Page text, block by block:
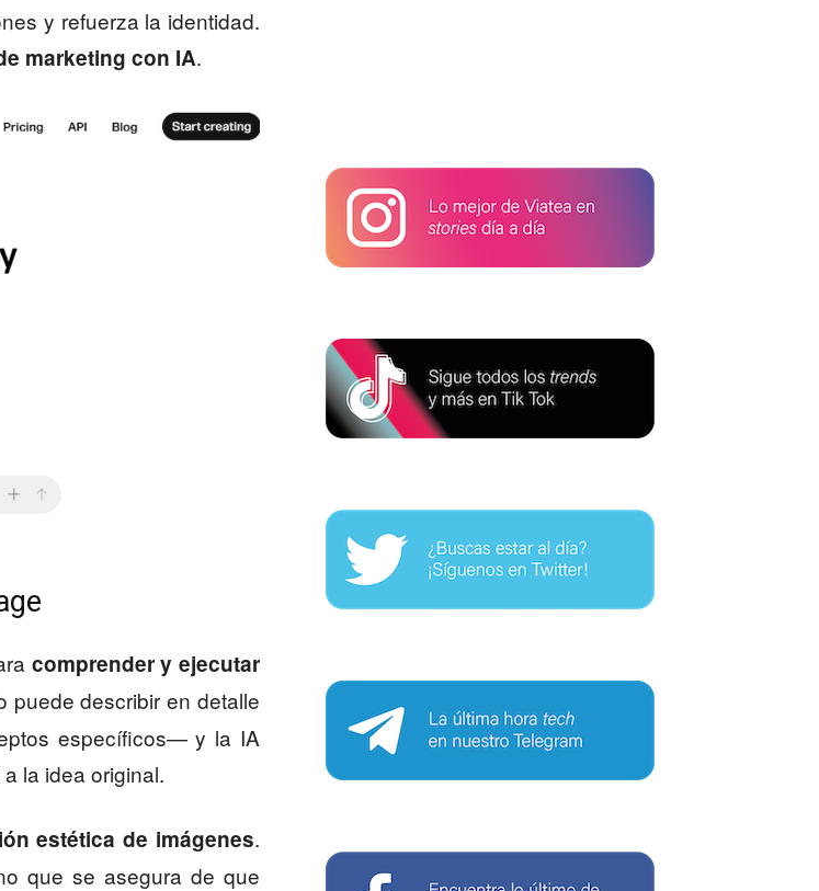
y refuerza la identidad.
marketing con IA.
comprender y ejecutar
puede describir en detalle
específicos— y la IA
la idea original.
estética de imágenes.
que se asegura de que